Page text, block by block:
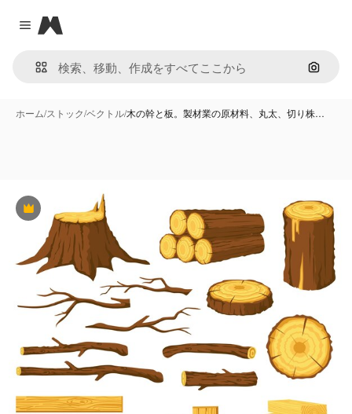
Close menu
Magnific
画像で
ホーム/ストック/ベクトル/木の幹と板。製材業の原材料、丸太、切り株…
Premium